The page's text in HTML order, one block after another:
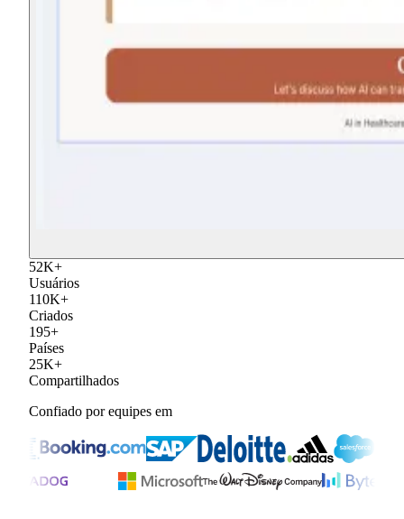
52K+
Usuários
110K+
Criados
195+
Países
25K+
Compartilhados
Confiado por equipes em